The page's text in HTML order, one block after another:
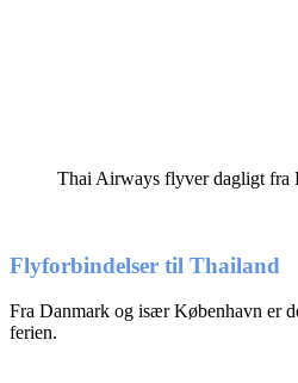
Thai Airways flyver dagligt fra
Flyforbindelser til Thailand
Fra Danmark og især København er
ferien.